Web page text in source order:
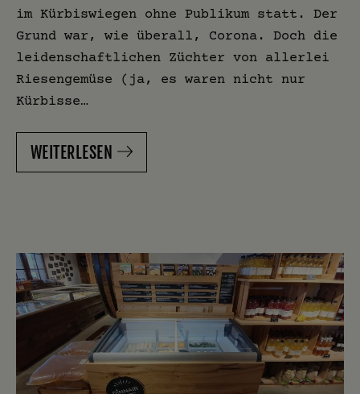
im Kürbiswiegen ohne Publikum statt. Der
Grund war, wie überall, Corona. Doch die
leidenschaftlichen Züchter von allerlei
Riesengemüse (ja, es waren nicht nur
Kürbisse…
WEITERLESEN